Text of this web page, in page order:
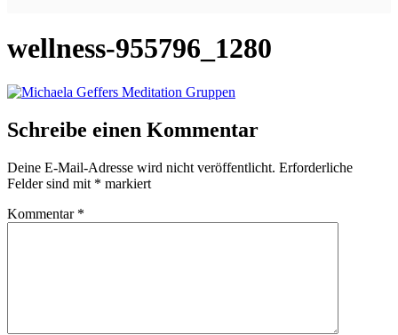
wellness-955796_1280
Schreibe einen Kommentar
Deine E-Mail-Adresse wird nicht veröffentlicht. Erforderliche
Felder sind mit * markiert
Kommentar *